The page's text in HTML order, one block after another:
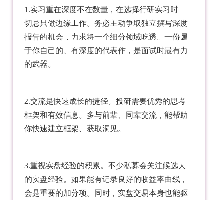
1.实习重在深度不在数量，在选择行研实习时，
切忌只做边缘工作。务必主动争取独立撰写深度
报告的机会，力求将一个细分领域吃透。一份属
于你自己的、有深度的代表作，是面试时最有力
的武器。
2.交流是快速成长的捷径。投研需要优秀的思考
框架和有效信息。多与前辈、同辈交流，能帮助
你快速建立框架、获取洞见。
3.重视实盘经验的积累。不少私募会关注候选人
的实盘经验。如果能有记录良好的收益率曲线，
会是重要的加分项。同时，实盘交易本身也能驱